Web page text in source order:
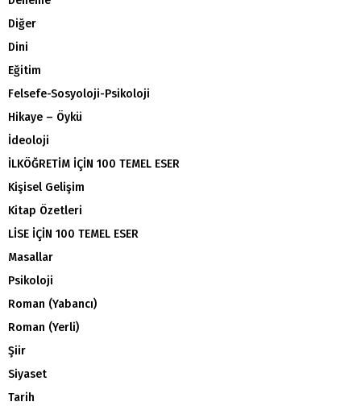
Diğer
Dini
Eğitim
Felsefe-Sosyoloji-Psikoloji
Hikaye – Öykü
İdeoloji
İLKÖĞRETİM İÇİN 100 TEMEL ESER
Kişisel Gelişim
Kitap Özetleri
LİSE İÇİN 100 TEMEL ESER
Masallar
Psikoloji
Roman (Yabancı)
Roman (Yerli)
Şiir
Siyaset
Tarih